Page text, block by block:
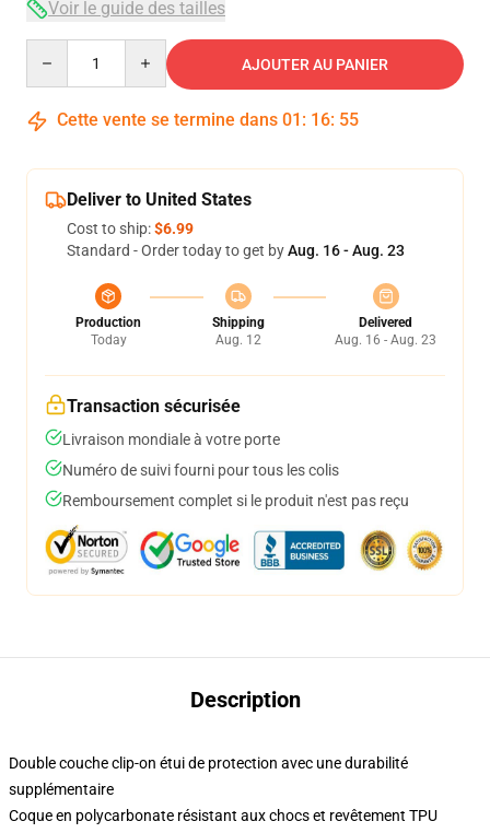
Voir le guide des tailles
AJOUTER AU PANIER
Cette vente se termine dans 01 : 16: 54
Deliver to United States
Cost to ship:$6.99
Standard - Order today to get byAug. 16 - Aug. 23
Production
Today
Shipping
Aug. 12
Delivered
Aug. 16 - Aug. 23
Transaction sécurisée
Livraison mondiale à votre porte
Numéro de suivi fourni pour tous les colis
Remboursement complet si le produit n'est pas reçu
Description
Double couche clip-on étui de protection avec une durabilité
supplémentaire
Coque en polycarbonate résistant aux chocs et revêtement TPU